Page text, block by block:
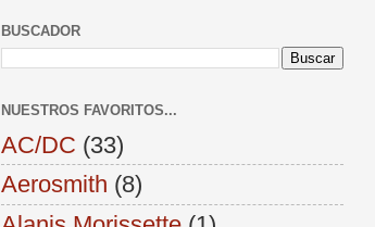
BUSCADOR
NUESTROS FAVORITOS...
AC/DC (33)
Aerosmith (8)